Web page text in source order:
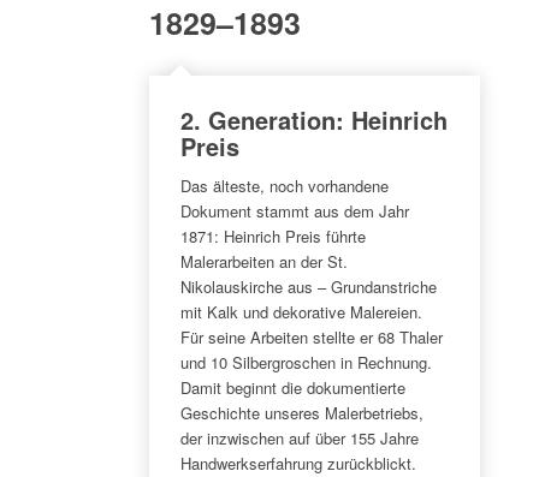
1829–1893
2. Generation: Heinrich
Preis
Das älteste, noch vorhandene
Dokument stammt aus dem Jahr
1871: Heinrich Preis führte
Malerarbeiten an der St.
Nikolauskirche aus – Grundanstriche
mit Kalk und dekorative Malereien.
Für seine Arbeiten stellte er 68 Thaler
und 10 Silbergroschen in Rechnung.
Damit beginnt die dokumentierte
Geschichte unseres Malerbetriebs,
der inzwischen auf über 155 Jahre
Handwerkserfahrung zurückblickt.